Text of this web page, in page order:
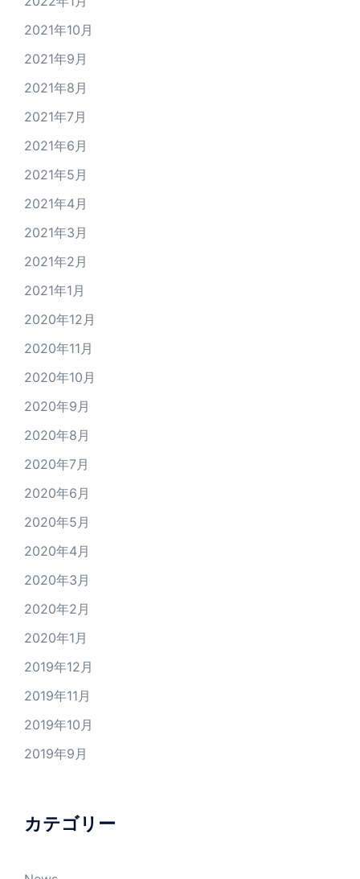
2021年10月
2021年9月
2021年8月
2021年7月
2021年6月
2021年5月
2021年4月
2021年3月
2021年2月
2021年1月
2020年12月
2020年11月
2020年10月
2020年9月
2020年8月
2020年7月
2020年6月
2020年5月
2020年4月
2020年3月
2020年2月
2020年1月
2019年12月
2019年11月
2019年10月
2019年9月
カテゴリー